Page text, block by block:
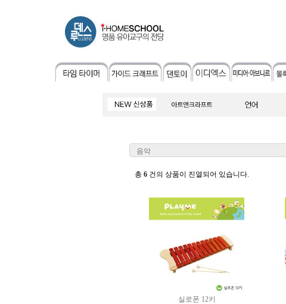
음악
총 6 건의 상품이 진열되어 있습니다.
실로폰 12키